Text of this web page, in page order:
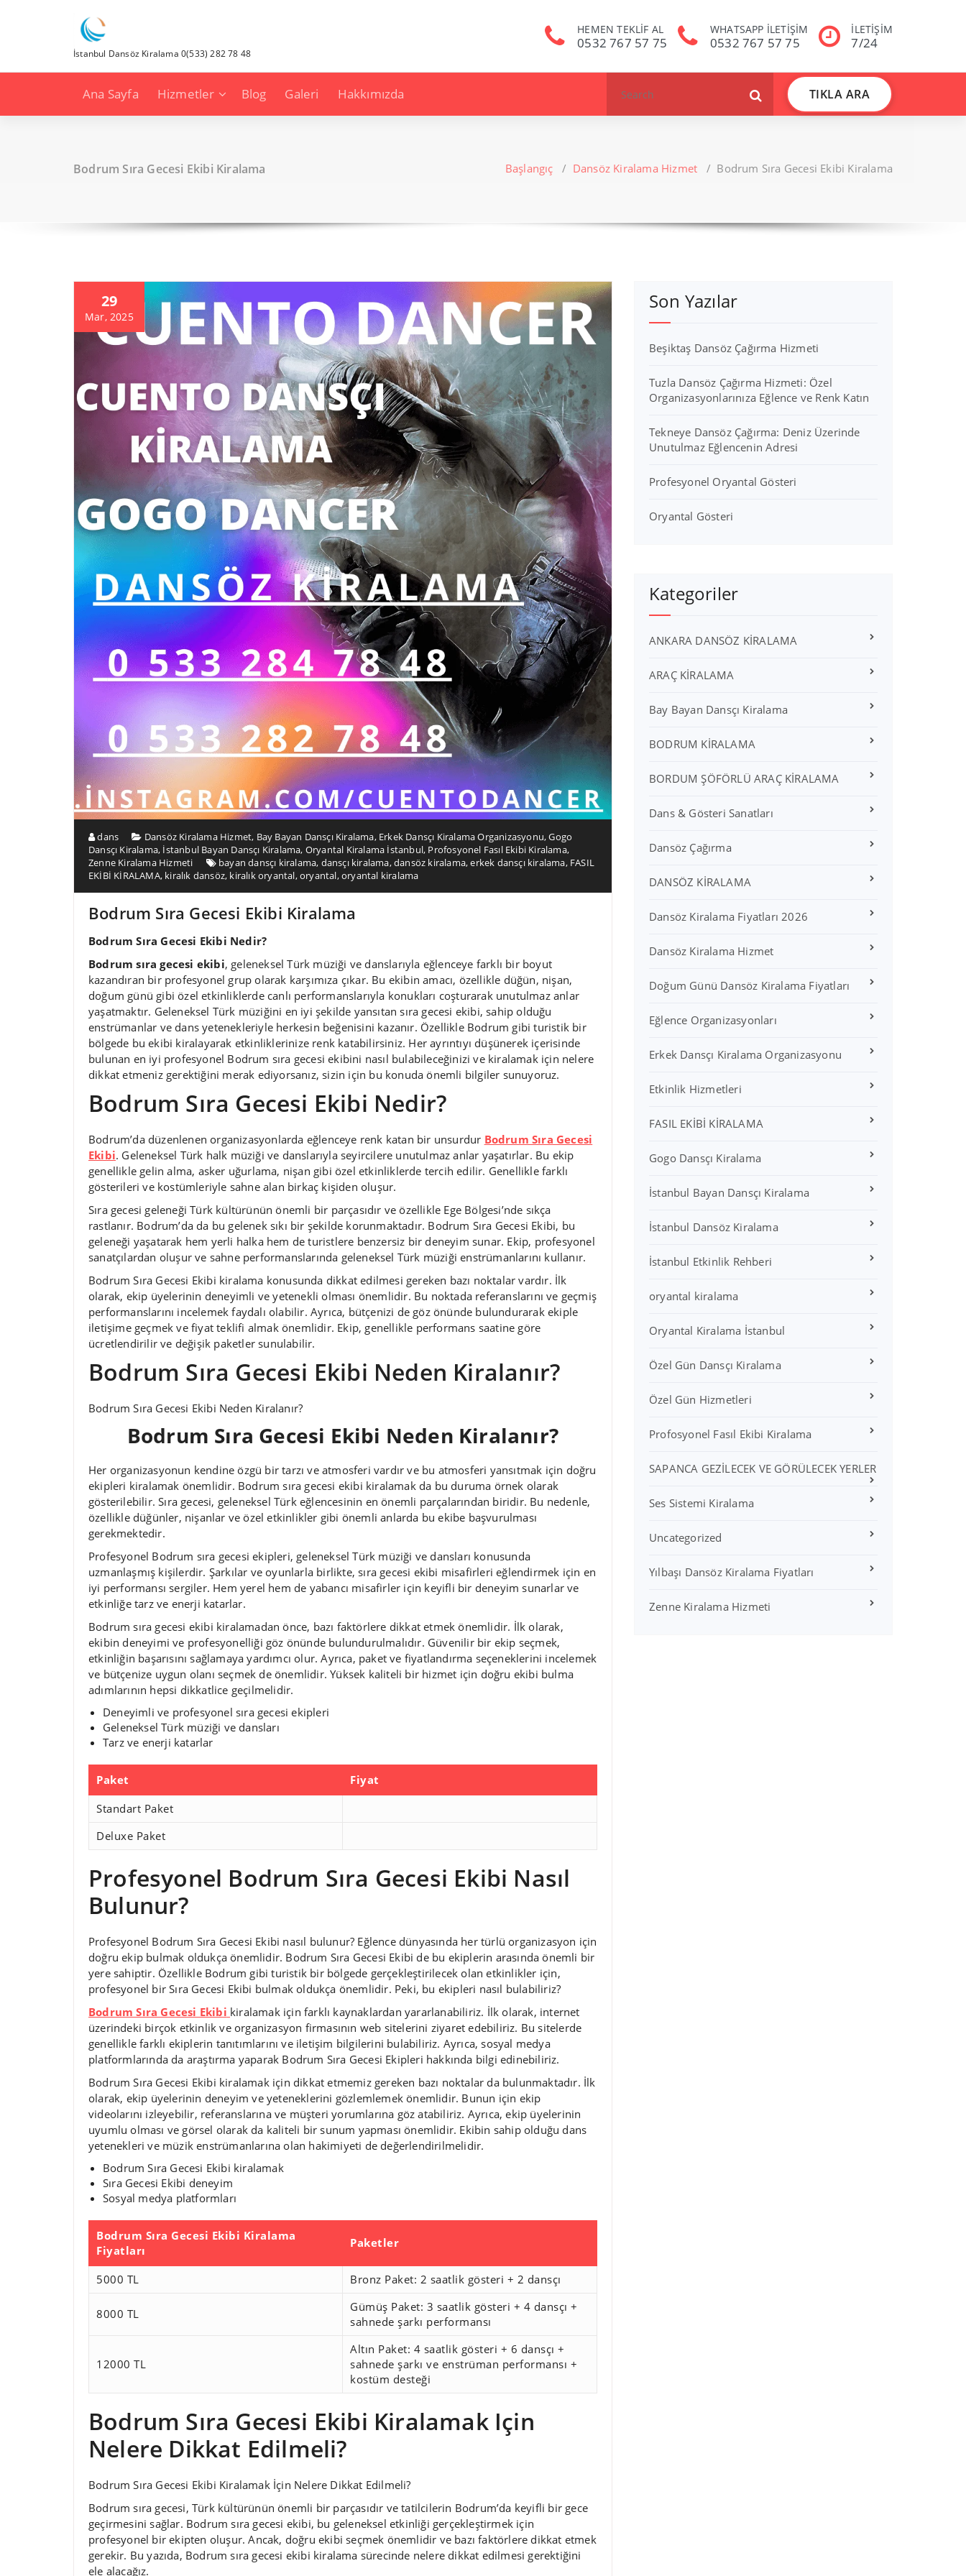
İstanbul Dansöz Kiralama 0(533) 282 78 48
HEMEN TEKLİF AL
0532 767 57 75
WHATSAPP İLETİŞİM
0532 767 57 75
İLETİŞİM
7/24
Ana Sayfa Hizmetler Blog Galeri Hakkımızda
for:
TIKLA ARA
Bodrum Sıra Gecesi Ekibi Kiralama Başlangıç / Dansöz Kiralama Hizmet / Bodrum Sıra Gecesi Ekibi Kiralama
29
Mar, 2025
dans Dansöz Kiralama Hizmet, Bay Bayan Dansçı Kiralama, Erkek Dansçı Kiralama Organizasyonu,Gogo
Dansçı Kiralama, İstanbul Bayan Dansçı Kiralama, Oryantal Kiralama İstanbul, Profosyonel Fasıl Ekibi Kiralama,
Zenne Kiralama Hizmeti
bayan dansçı kiralama, dansçı kiralama,dansöz kiralama,erkek dansçı kiralama, FASIL
EKİBİ KİRALAMA, kiralık dansöz, kiralık oryantal,oryantal,oryantal kiralama
Bodrum Sıra Gecesi Ekibi Kiralama
Bodrum Sıra Gecesi Ekibi Nedir?
Bodrum sıra gecesi ekibi, geleneksel Türk müziği ve danslarıyla eğlenceye farklı bir boyut
kazandıran bir profesyonel grup olarak karşımıza çıkar. Bu ekibin amacı, özellikle düğün, nişan,
doğum günü gibi özel etkinliklerde canlı performanslarıyla konukları coşturarak unutulmaz anlar
yaşatmaktır. Geleneksel Türk müziğini en iyi şekilde yansıtan sıra gecesi ekibi, sahip olduğu
enstrümanlar ve dans yetenekleriyle herkesin beğenisini kazanır. Özellikle Bodrum gibi turistik bir
bölgede bu ekibi kiralayarak etkinliklerinize renk katabilirsiniz. Her ayrıntıyı düşünerek içerisinde
bulunan en iyi profesyonel Bodrum sıra gecesi ekibini nasıl bulabileceğinizi ve kiralamak için nelere
dikkat etmeniz gerektiğini merak ediyorsanız, sizin için bu konuda önemli bilgiler sunuyoruz.
Bodrum Sıra Gecesi Ekibi Nedir?
Bodrum’da düzenlenen organizasyonlarda eğlenceye renk katan bir unsurdur Bodrum Sıra Gecesi
Ekibi. Geleneksel Türk halk müziği ve danslarıyla seyircilere unutulmaz anlar yaşatırlar. Bu ekip
genellikle gelin alma, asker uğurlama, nişan gibi özel etkinliklerde tercih edilir. Genellikle farklı
gösterileri ve kostümleriyle sahne alan birkaç kişiden oluşur.
Sıra gecesi geleneği Türk kültürünün önemli bir parçasıdır ve özellikle Ege Bölgesi’nde sıkça
rastlanır. Bodrum’da da bu gelenek sıkı bir şekilde korunmaktadır. Bodrum Sıra Gecesi Ekibi, bu
geleneği yaşatarak hem yerli halka hem de turistlere benzersiz bir deneyim sunar. Ekip, profesyonel
sanatçılardan oluşur ve sahne performanslarında geleneksel Türk müziği enstrümanlarını kullanır.
Bodrum Sıra Gecesi Ekibi kiralama konusunda dikkat edilmesi gereken bazı noktalar vardır. İlk
olarak, ekip üyelerinin deneyimli ve yetenekli olması önemlidir. Bu noktada referanslarını ve geçmiş
performanslarını incelemek faydalı olabilir. Ayrıca, bütçenizi de göz önünde bulundurarak ekiple
iletişime geçmek ve fiyat teklifi almak önemlidir. Ekip, genellikle performans saatine göre
ücretlendirilir ve değişik paketler sunulabilir.
Bodrum Sıra Gecesi Ekibi Neden Kiralanır?
Bodrum Sıra Gecesi Ekibi Neden Kiralanır?
Bodrum Sıra Gecesi Ekibi Neden Kiralanır?
Her organizasyonun kendine özgü bir tarzı ve atmosferi vardır ve bu atmosferi yansıtmak için doğru
ekipleri kiralamak önemlidir. Bodrum sıra gecesi ekibi kiralamak da bu duruma örnek olarak
gösterilebilir. Sıra gecesi, geleneksel Türk eğlencesinin en önemli parçalarından biridir. Bu nedenle,
özellikle düğünler, nişanlar ve özel etkinlikler gibi önemli anlarda bu ekibe başvurulması
gerekmektedir.
Profesyonel Bodrum sıra gecesi ekipleri, geleneksel Türk müziği ve dansları konusunda
uzmanlaşmış kişilerdir. Şarkılar ve oyunlarla birlikte, sıra gecesi ekibi misafirleri eğlendirmek için en
iyi performansı sergiler. Hem yerel hem de yabancı misafirler için keyifli bir deneyim sunarlar ve
etkinliğe tarz ve enerji katarlar.
Bodrum sıra gecesi ekibi kiralamadan önce, bazı faktörlere dikkat etmek önemlidir. İlk olarak,
ekibin deneyimi ve profesyonelliği göz önünde bulundurulmalıdır. Güvenilir bir ekip seçmek,
etkinliğin başarısını sağlamaya yardımcı olur. Ayrıca, paket ve fiyatlandırma seçeneklerini incelemek
ve bütçenize uygun olanı seçmek de önemlidir. Yüksek kaliteli bir hizmet için doğru ekibi bulma
adımlarının hepsi dikkatlice geçilmelidir.
Deneyimli ve profesyonel sıra gecesi ekipleri
Geleneksel Türk müziği ve dansları
Tarz ve enerji katarlar
Paket
Fiyat
Standart Paket
Deluxe Paket
Profesyonel Bodrum Sıra Gecesi Ekibi Nasıl
Bulunur?
Profesyonel Bodrum Sıra Gecesi Ekibi nasıl bulunur? Eğlence dünyasında her türlü organizasyon için
doğru ekip bulmak oldukça önemlidir. Bodrum Sıra Gecesi Ekibi de bu ekiplerin arasında önemli bir
yere sahiptir. Özellikle Bodrum gibi turistik bir bölgede gerçekleştirilecek olan etkinlikler için,
profesyonel bir Sıra Gecesi Ekibi bulmak oldukça önemlidir. Peki, bu ekipleri nasıl bulabiliriz?
Bodrum Sıra Gecesi Ekibi kiralamak için farklı kaynaklardan yararlanabiliriz. İlk olarak, internet
üzerindeki birçok etkinlik ve organizasyon firmasının web sitelerini ziyaret edebiliriz. Bu sitelerde
genellikle farklı ekiplerin tanıtımlarını ve iletişim bilgilerini bulabiliriz. Ayrıca, sosyal medya
platformlarında da araştırma yaparak Bodrum Sıra Gecesi Ekipleri hakkında bilgi edinebiliriz.
Bodrum Sıra Gecesi Ekibi kiralamak için dikkat etmemiz gereken bazı noktalar da bulunmaktadır. İlk
olarak, ekip üyelerinin deneyim ve yeteneklerini gözlemlemek önemlidir. Bunun için ekip
videolarını izleyebilir, referanslarına ve müşteri yorumlarına göz atabiliriz. Ayrıca, ekip üyelerinin
uyumlu olması ve görsel olarak da kaliteli bir sunum yapması önemlidir. Ekibin sahip olduğu dans
yetenekleri ve müzik enstrümanlarına olan hakimiyeti de değerlendirilmelidir.
Bodrum Sıra Gecesi Ekibi kiralamak
Sıra Gecesi Ekibi deneyim
Sosyal medya platformları
Bodrum Sıra Gecesi Ekibi Kiralama
Fiyatları
Paketler
5000 TL Bronz Paket: 2 saatlik gösteri + 2 dansçı
8000 TL
Gümüş Paket: 3 saatlik gösteri + 4 dansçı +
sahnede şarkı performansı
12000 TL
Altın Paket: 4 saatlik gösteri + 6 dansçı +
sahnede şarkı ve enstrüman performansı +
kostüm desteği
Bodrum Sıra Gecesi Ekibi Kiralamak Için
Nelere Dikkat Edilmeli?
Bodrum Sıra Gecesi Ekibi Kiralamak İçin Nelere Dikkat Edilmeli?
Bodrum sıra gecesi, Türk kültürünün önemli bir parçasıdır ve tatilcilerin Bodrum’da keyifli bir gece
geçirmesini sağlar. Bodrum sıra gecesi ekibi, bu geleneksel etkinliği gerçekleştirmek için
profesyonel bir ekipten oluşur. Ancak, doğru ekibi seçmek önemlidir ve bazı faktörlere dikkat etmek
gerekir. Bu yazıda, Bodrum sıra gecesi ekibi kiralama sürecinde nelere dikkat edilmesi gerektiğini
ele alacağız.
Son Yazılar
Beşiktaş Dansöz Çağırma Hizmeti
Tuzla Dansöz Çağırma Hizmeti: Özel
Organizasyonlarınıza Eğlence ve Renk Katın
Tekneye Dansöz Çağırma: Deniz Üzerinde
Unutulmaz Eğlencenin Adresi
Profesyonel Oryantal Gösteri
Oryantal Gösteri
Kategoriler
ANKARA DANSÖZ KİRALAMA
ARAÇ KİRALAMA
Bay Bayan Dansçı Kiralama
BODRUM KİRALAMA
BORDUM ŞÖFÖRLÜ ARAÇ KİRALAMA
Dans & Gösteri Sanatları
Dansöz Çağırma
DANSÖZ KİRALAMA
Dansöz Kiralama Fiyatları 2026
Dansöz Kiralama Hizmet
Doğum Günü Dansöz Kiralama Fiyatları
Eğlence Organizasyonları
Erkek Dansçı Kiralama Organizasyonu
Etkinlik Hizmetleri
FASIL EKİBİ KİRALAMA
Gogo Dansçı Kiralama
İstanbul Bayan Dansçı Kiralama
İstanbul Dansöz Kiralama
İstanbul Etkinlik Rehberi
oryantal kiralama
Oryantal Kiralama İstanbul
Özel Gün Dansçı Kiralama
Özel Gün Hizmetleri
Profosyonel Fasıl Ekibi Kiralama
SAPANCA GEZİLECEK VE GÖRÜLECEK YERLER
Ses Sistemi Kiralama
Uncategorized
Yılbaşı Dansöz Kiralama Fiyatları
Zenne Kiralama Hizmeti